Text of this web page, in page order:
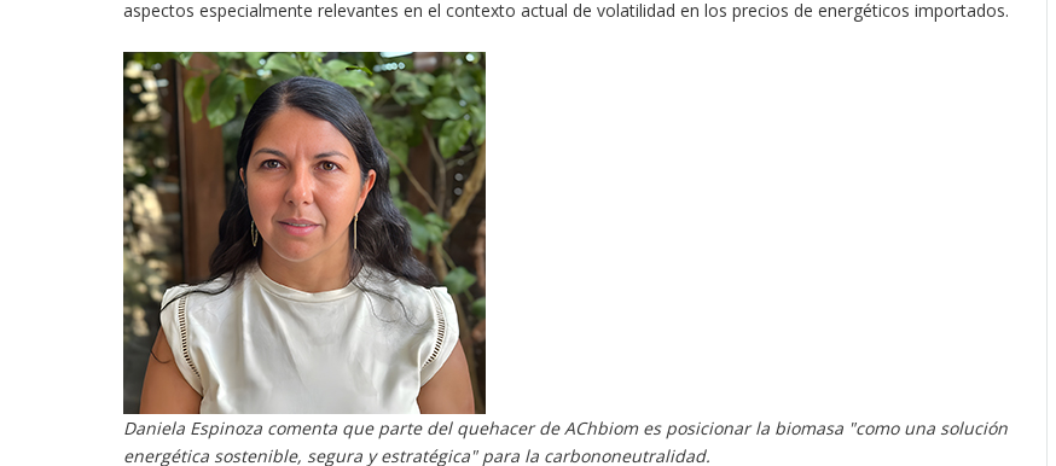
aspectos especialmente relevantes en el contexto actual de volatilidad en los precios de energéticos importados.
Daniela Espinoza comenta que parte del quehacer de AChbiom es posicionar la biomasa "como una solución
energética sostenible, segura y estratégica" para la carbononeutralidad.